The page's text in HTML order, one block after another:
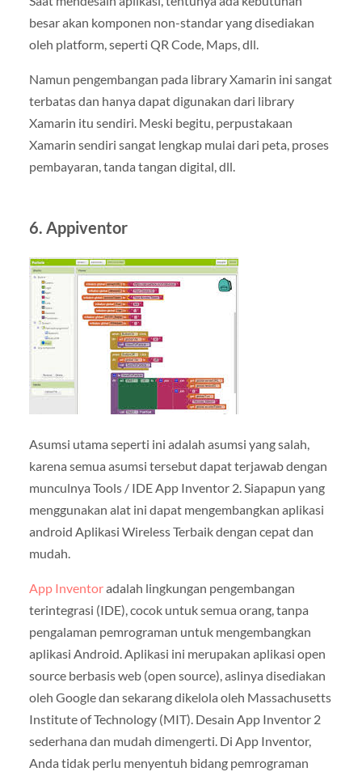
besar akan komponen non-standar yang disediakan
oleh platform, seperti QR Code, Maps, dll.
Namun pengembangan pada library Xamarin ini sangat
terbatas dan hanya dapat digunakan dari library
Xamarin itu sendiri. Meski begitu, perpustakaan
Xamarin sendiri sangat lengkap mulai dari peta, proses
pembayaran, tanda tangan digital, dll.
6. Appiventor
Asumsi utama seperti ini adalah asumsi yang salah,
karena semua asumsi tersebut dapat terjawab dengan
munculnya Tools / IDE App Inventor 2. Siapapun yang
menggunakan alat ini dapat mengembangkan aplikasi
android Aplikasi Wireless Terbaik dengan cepat dan
mudah.
App Inventoradalah lingkungan pengembangan
terintegrasi (IDE), cocok untuk semua orang, tanpa
pengalaman pemrograman untuk mengembangkan
aplikasi Android. Aplikasi ini merupakan aplikasi open
source berbasis web (open source), aslinya disediakan
oleh Google dan sekarang dikelola oleh Massachusetts
Institute of Technology (MIT). Desain App Inventor 2
sederhana dan mudah dimengerti. Di App Inventor,
Anda tidak perlu menyentuh bidang pemrograman